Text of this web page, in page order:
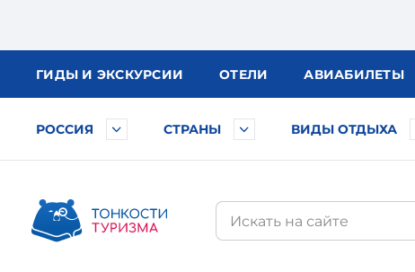
ГИДЫ И ЭКСКУРСИИ ОТЕЛИ АВИАБИЛЕТЫ
РОССИЯ СТРАНЫ ВИДЫ ОТДЫХА